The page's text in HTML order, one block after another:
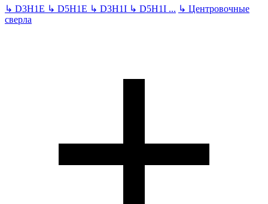
↳ D3H1E ↳ D5H1E ↳ D3H1I ↳ D5H1I ... ↳ Центровочные
сверла